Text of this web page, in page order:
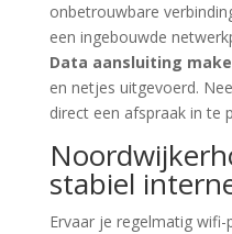
onbetrouwbare
een ingebouwde
Data aansluiting
en netjes uitgevoerd.
direct een afspraak in te
stabiel
Ervaar je regelmatig